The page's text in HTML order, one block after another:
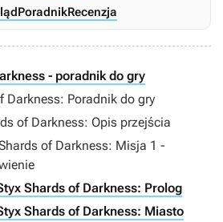
PoradnikRecenzja
- poradnik do gry
Darkness: Poradnik do gry
of Darkness: Opis przejścia
of Darkness: Misja 1 -
Shards of Darkness: Prolog
Shards of Darkness: Miasto